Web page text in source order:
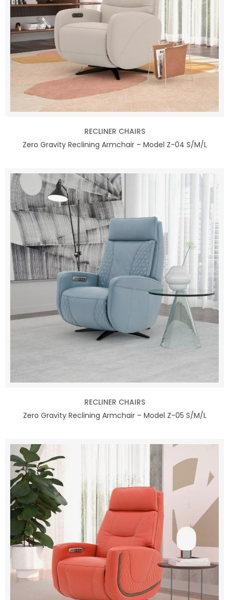
RECLINER CHAIRS
Zero Gravity Reclining Armchair – Model Z-04 S/M/L
RECLINER CHAIRS
Zero Gravity Reclining Armchair – Model Z-05 S/M/L